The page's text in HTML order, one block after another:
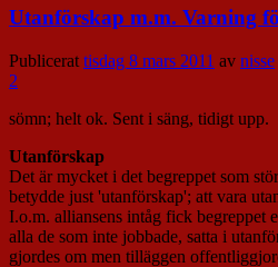
Utanförskap m.m. Varning
Publicerat tisdag 8 mars 2011 av nisse
2
sömn; helt ok. Sent i säng, tidigt upp.
Utanförskap
Det är mycket i det begreppet som
betydde just 'utanförskap'; att vara
I.o.m. alliansens intåg fick begreppet
alla de som inte jobbade, satta i
gjordes om men tilläggen